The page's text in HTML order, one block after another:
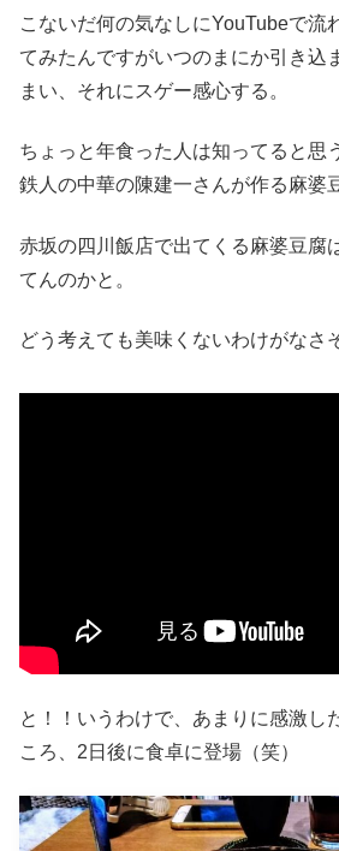
こないだ何の気なしにYouTubeで流
てみたんですがいつのまにか引き込
まい、それにスゲー感心する。
ちょっと年食った人は知ってると思
鉄人の中華の陳建一さんが作る麻婆
赤坂の四川飯店で出てくる麻婆豆腐
てんのかと。
どう考えても美味くないわけがなさ
と！！いうわけで、あまりに感激し
ころ、2日後に食卓に登場（笑）